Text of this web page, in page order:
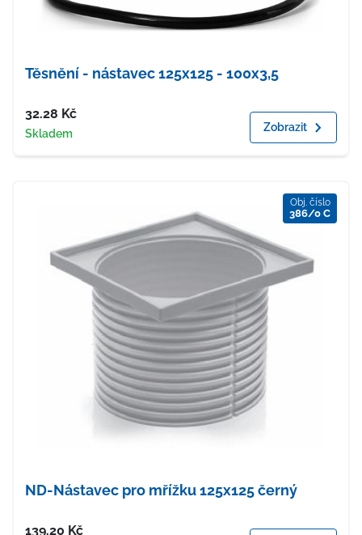
Těsnění - nástavec 125x125 - 100x3,5
Cena
32.28 Kč
Dostupnost
Skladem Zobrazit
Obj. číslo
386/0 C
ND-Nástavec pro mřížku 125x125 černý
Cena
139.20 Kč